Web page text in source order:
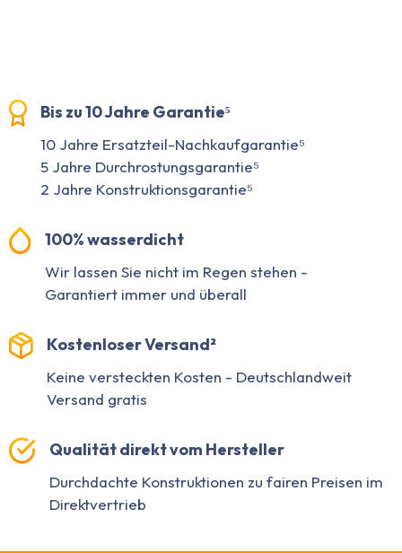
Bis zu 10 Jahre Garantie⁵
10 Jahre Ersatzteil-Nachkaufgarantie⁵
5 Jahre Durchrostungsgarantie⁵
2 Jahre Konstruktionsgarantie⁵
100% wasserdicht
Wir lassen Sie nicht im Regen stehen -
Garantiert immer und überall
Kostenloser Versand²
Keine versteckten Kosten - Deutschlandweit
Versand gratis
Qualität direkt vom Hersteller
Durchdachte Konstruktionen zu fairen Preisen im
Direktvertrieb